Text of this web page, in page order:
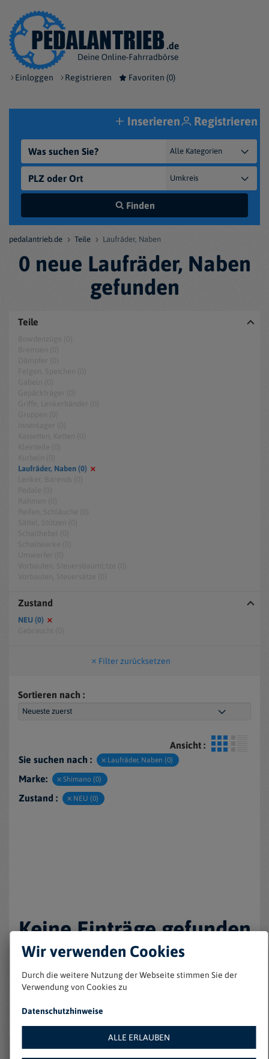
Einloggen Registrieren Favoriten (0)
Finden
Inserieren Registrieren
pedalantrieb.de Teile Laufräder, Naben
0 neue Laufräder, Naben
gefunden
Teile
Laufräder, Naben (0)
Zustand
NEU (0)
Filter zurücksetzen
Sortieren nach :
Ansicht :
Sie suchen nach :
Laufräder, Naben (0)
Marke: Shimano (0)
Zustand : NEU (0)
Keine Einträge gefunden
Wir verwenden Cookies
Durch die weitere Nutzung der Webseite stimmen Sie der
Verwendung von Cookies zu
Datenschutzhinweise
ALLE ERLAUBEN